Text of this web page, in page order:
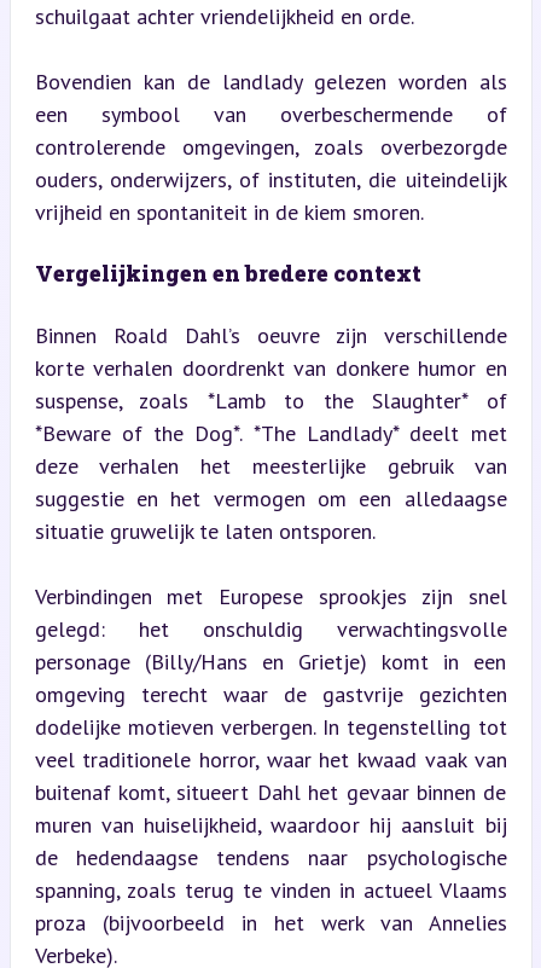
schuilgaat achter vriendelijkheid en orde.
Bovendien kan de landlady gelezen worden als
een symbool van overbeschermende of
controlerende omgevingen, zoals overbezorgde
ouders, onderwijzers, of instituten, die uiteindelijk
vrijheid en spontaniteit in de kiem smoren.
Vergelijkingen en bredere context
Binnen Roald Dahl’s oeuvre zijn verschillende
korte verhalen doordrenkt van donkere humor en
suspense, zoals *Lamb to the Slaughter* of
*Beware of the Dog*. *The Landlady* deelt met
deze verhalen het meesterlijke gebruik van
suggestie en het vermogen om een alledaagse
situatie gruwelijk te laten ontsporen.
Verbindingen met Europese sprookjes zijn snel
gelegd: het onschuldig verwachtingsvolle
personage (Billy/Hans en Grietje) komt in een
omgeving terecht waar de gastvrije gezichten
dodelijke motieven verbergen. In tegenstelling tot
veel traditionele horror, waar het kwaad vaak van
buitenaf komt, situeert Dahl het gevaar binnen de
muren van huiselijkheid, waardoor hij aansluit bij
de hedendaagse tendens naar psychologische
spanning, zoals terug te vinden in actueel Vlaams
proza (bijvoorbeeld in het werk van Annelies
Verbeke).